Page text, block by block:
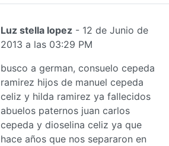
Luz stella lopez - 12 de Junio de
2013 a las 03:29 PM
busco a german, consuelo cepeda
ramirez hijos de manuel cepeda
celiz y hilda ramirez ya fallecidos
abuelos paternos juan carlos
cepeda y dioselina celiz ya que
hace años que nos separaron en